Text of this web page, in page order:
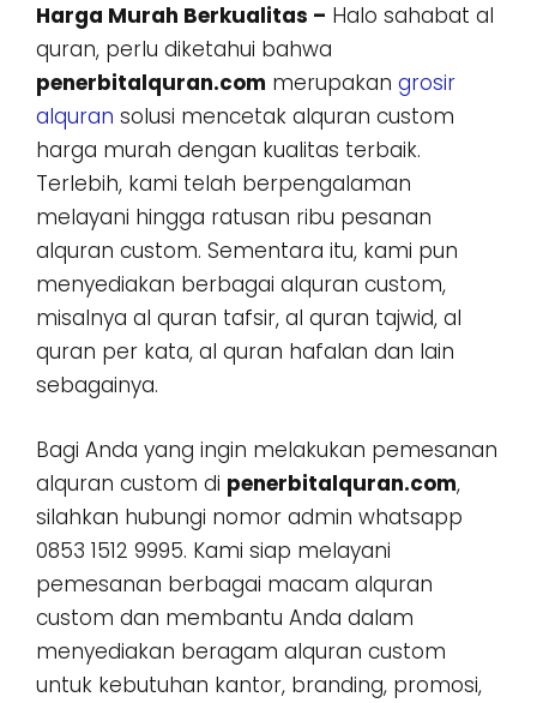
Harga Murah Berkualitas – Halo sahabat al
quran, perlu diketahui bahwa
penerbitalquran.com merupakan grosir
alquran solusi mencetak alquran custom
harga murah dengan kualitas terbaik.
Terlebih, kami telah berpengalaman
melayani hingga ratusan ribu pesanan
alquran custom. Sementara itu, kami pun
menyediakan berbagai alquran custom,
misalnya al quran tafsir, al quran tajwid, al
quran per kata, al quran hafalan dan lain
sebagainya.
Bagi Anda yang ingin melakukan pemesanan
alquran custom di penerbitalquran.com,
silahkan hubungi nomor admin whatsapp
0853 1512 9995. Kami siap melayani
pemesanan berbagai macam alquran
custom dan membantu Anda dalam
menyediakan beragam alquran custom
untuk kebutuhan kantor, branding, promosi,